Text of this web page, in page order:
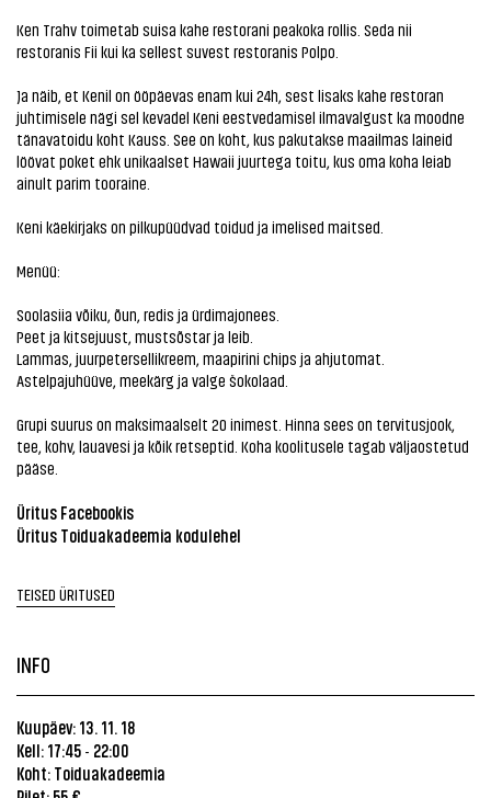
Ken Trahv toimetab suisa kahe restorani peakoka rollis. Seda nii
restoranis Fii kui ka sellest suvest restoranis Polpo.
Ja näib, et Kenil on ööpäevas enam kui 24h, sest lisaks kahe restoran
juhtimisele nägi sel kevadel Keni eestvedamisel ilmavalgust ka moodne
tänavatoidu koht Kauss. See on koht, kus pakutakse maailmas laineid
löövat poket ehk unikaalset Hawaii juurtega toitu, kus oma koha leiab
ainult parim tooraine.
Keni käekirjaks on pilkupüüdvad toidud ja imelised maitsed.
Menüü:
Soolasiia võiku, õun, redis ja ürdimajonees.
Peet ja kitsejuust, mustsõstar ja leib.
Lammas, juurpetersellikreem, maapirini chips ja ahjutomat.
Astelpajuhüüve, meekärg ja valge šokolaad.
Grupi suurus on maksimaalselt 20 inimest. Hinna sees on tervitusjook,
tee, kohv, lauavesi ja kõik retseptid. Koha koolitusele tagab väljaostetud
pääse.
Üritus Facebookis
Üritus Toiduakadeemia kodulehel
TEISED ÜRITUSED
INFO
Kuupäev: 13. 11. 18
Kell: 17:45 - 22:00
Koht: Toiduakadeemia